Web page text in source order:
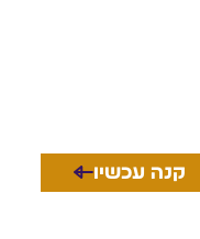
קנה עכשיו